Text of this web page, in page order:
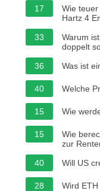
17
Wie
Hartz 4
33
Warum
doppelt
36
Was ist
40 Welche
15 Wie
15
Wie
zur
40
Will US
28 Wird